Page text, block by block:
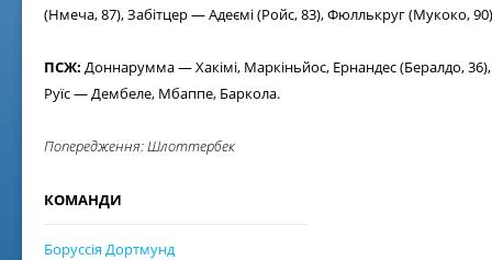
(Нмеча, 87), Забітцер — Адеємі (Ройс, 83), Фюллькруг (Мукоко,
ПСЖ: Доннарумма — Хакімі, Маркіньйос, Ернандес (Бералдо,
Руїс — Дембеле, Мбаппе, Баркола.
Попередження: Шлоттербек
КОМАНДИ
Боруссія Дортмунд